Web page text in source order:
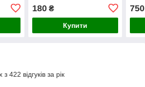
180₴
Купити
750
422 відгуків за рік